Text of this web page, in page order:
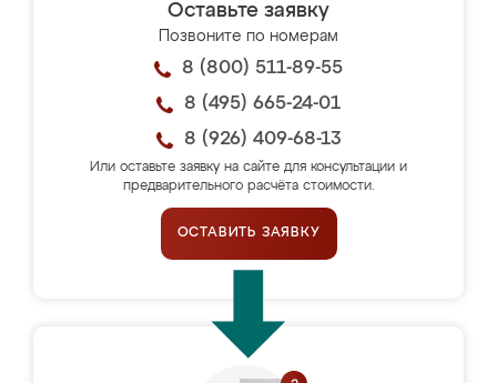
Оставьте заявку
Позвоните по номерам
8 (800) 511-89-55
8 (495) 665-24-01
8 (926) 409-68-13
Или оставьте заявку на сайте для консультации и
предварительного расчёта стоимости.
ОСТАВИТЬ ЗАЯВКУ